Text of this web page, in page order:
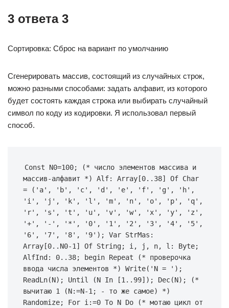
3 ответа 3
Сортировка: Сброс на вариант по умолчанию
Сгенерировать массив, состоящий из случайных строк,
можно разными способами: задать алфавит, из которого
будет состоять каждая строка или выбирать случайный
символ по коду из кодировки. Я использовал первый
способ.
Const N0=100; (* число элементов массива и
массив-алфавит *) Alf: Array[0..38] Of Char
= ('a', 'b', 'c', 'd', 'e', 'f', 'g', 'h',
'i', 'j', 'k', 'l', 'm', 'n', 'o', 'p', 'q',
'r', 's', 't', 'u', 'v', 'w', 'x', 'y', 'z',
'+', '-', '*', '0', '1', '2', '3', '4', '5',
'6', '7', '8', '9'); Var StrMas:
Array[0..N0-1] Of String; i, j, n, l: Byte;
AlfInd: 0..38; begin Repeat (* проверочка
ввода числа элементов *) Write('N = ');
ReadLn(N); Until (N In [1..99]); Dec(N); (*
вычитаю 1 (N:=N-1; - то же самое) *)
Randomize; For i:=0 To N Do (* мотаю цикл от